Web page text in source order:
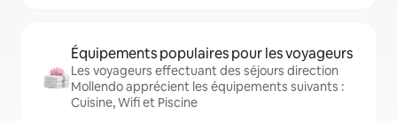
Équipements populaires pour les voyageurs
Les voyageurs effectuant des séjours direction
Mollendo apprécient les équipements suivants :
Cuisine, Wifi et Piscine